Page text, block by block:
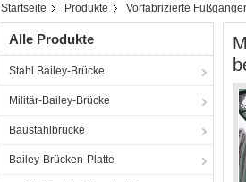
Startseite Produkte Vorfabrizierte
Alle Produkte
Stahl Bailey-Brücke
Militär-Bailey-Brücke
Baustahlbrücke
Bailey-Brücken-Platte